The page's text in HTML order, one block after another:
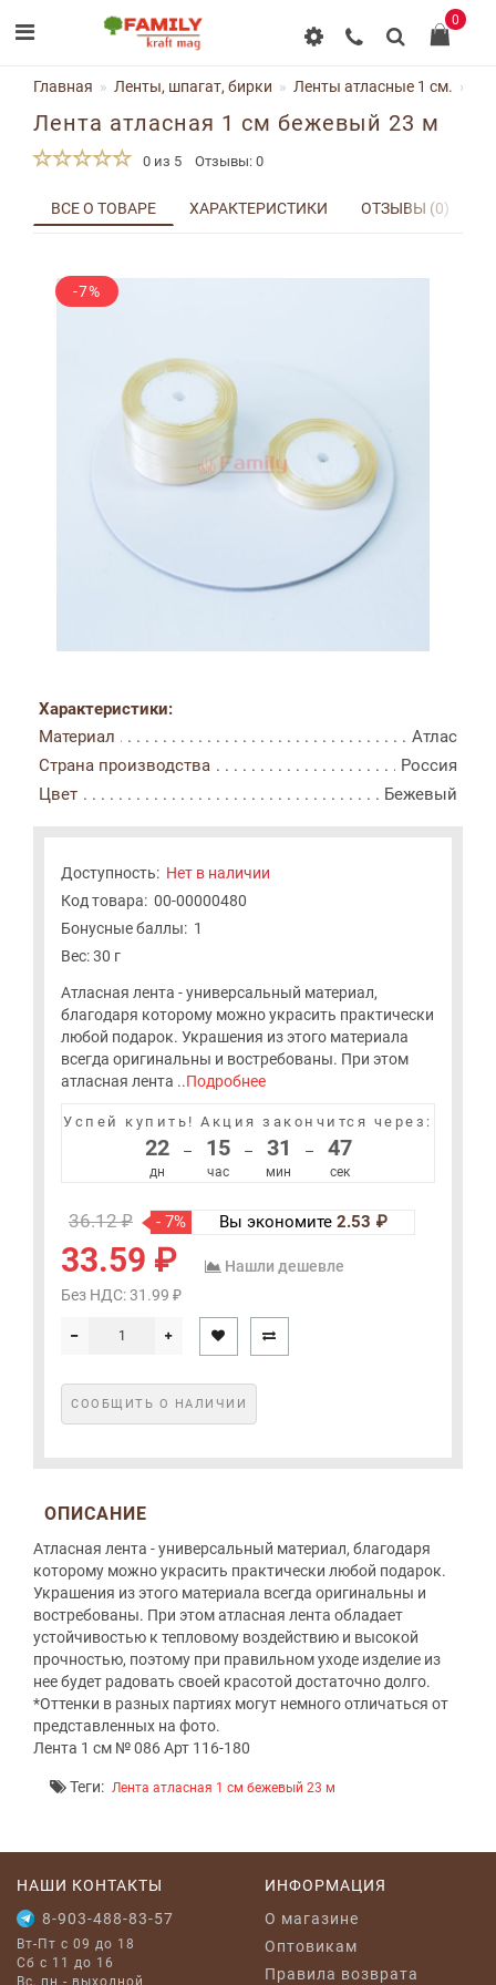
0
Главная Ленты, шпагат, бирки Ленты атласные 1 см.
Лента атласная 1 см бежевый 23 м
0 из 5 Отзывы: 0
ВСЕ О ТОВАРЕ ХАРАКТЕРИСТИКИ ОТЗЫВЫ (0)
-7%
Характеристики:
Материал
Атлас
Страна производства
Россия
Цвет
Бежевый
Доступность: Нет в наличии
Код товара: 00-00000480
Бонусные баллы: 1
Вес: 30 г
Атласная лента - универсальный материал,
благодаря которому можно украсить практически
любой подарок. Украшения из этого материала
всегда оригинальны и востребованы. При этом
атласная лента ..Подробнее
Успей купить!Акция закончится через:
22
дн
– 15
час
– 31
мин
– 47
сек
36.12 ₽ - 7% Вы экономите 2.53 ₽
33.59 ₽
Нашли дешевле
Без НДС: 31.99 ₽
СООБЩИТЬ О НАЛИЧИИ
ОПИСАНИЕ
Атласная лента - универсальный материал, благодаря
которому можно украсить практически любой подарок.
Украшения из этого материала всегда оригинальны и
востребованы. При этом атласная лента обладает
устойчивостью к тепловому воздействию и высокой
прочностью, поэтому при правильном уходе изделие из
нее будет радовать своей красотой достаточно долго.
*Оттенки в разных партиях могут немного отличаться от
представленных на фото.
Лента 1 см № 086 Арт 116-180
Теги: Лента атласная 1 см бежевый 23 м
НАШИ КОНТАКТЫ
8-903-488-83-57
Вт-Пт с 09 до 18
Сб с 11 до 16
Вс, пн - выходной
ИНФОРМАЦИЯ
O магазине
Оптовикам
Правила возврата